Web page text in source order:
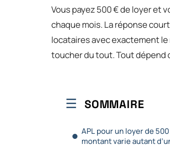
Vous payez 500 € de loyer et
chaque mois. La réponse
locataires avec exactement
toucher du tout. Tout dépend
SOMMAIRE
APL pour un loyer de
montant varie autant